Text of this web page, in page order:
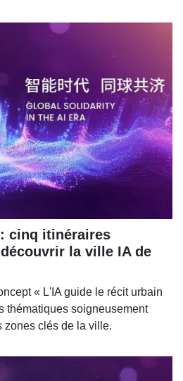
: cinq itinéraires
la ville IA de
« L'IA guide le récit urbain
thématiques soigneusement
zones clés de la ville.